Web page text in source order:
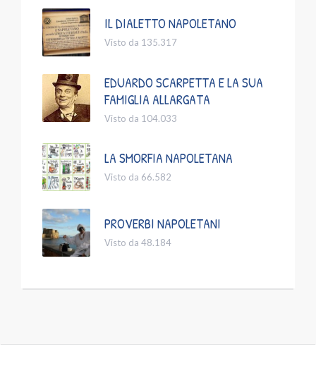
IL DIALETTO NAPOLETANO
Visto da 135.317
EDUARDO SCARPETTA E LA SUA
FAMIGLIA ALLARGATA
Visto da 104.033
LA SMORFIA NAPOLETANA
Visto da 66.582
PROVERBI NAPOLETANI
Visto da 48.184